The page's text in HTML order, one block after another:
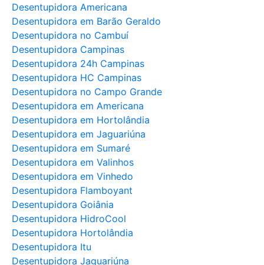
Desentupidora Americana
Desentupidora em Barão Geraldo
Desentupidora no Cambuí
Desentupidora Campinas
Desentupidora 24h Campinas
Desentupidora HC Campinas
Desentupidora no Campo Grande
Desentupidora em Americana
Desentupidora em Hortolândia
Desentupidora em Jaguariúna
Desentupidora em Sumaré
Desentupidora em Valinhos
Desentupidora em Vinhedo
Desentupidora Flamboyant
Desentupidora Goiânia
Desentupidora HidroCool
Desentupidora Hortolândia
Desentupidora Itu
Desentupidora Jaguariúna